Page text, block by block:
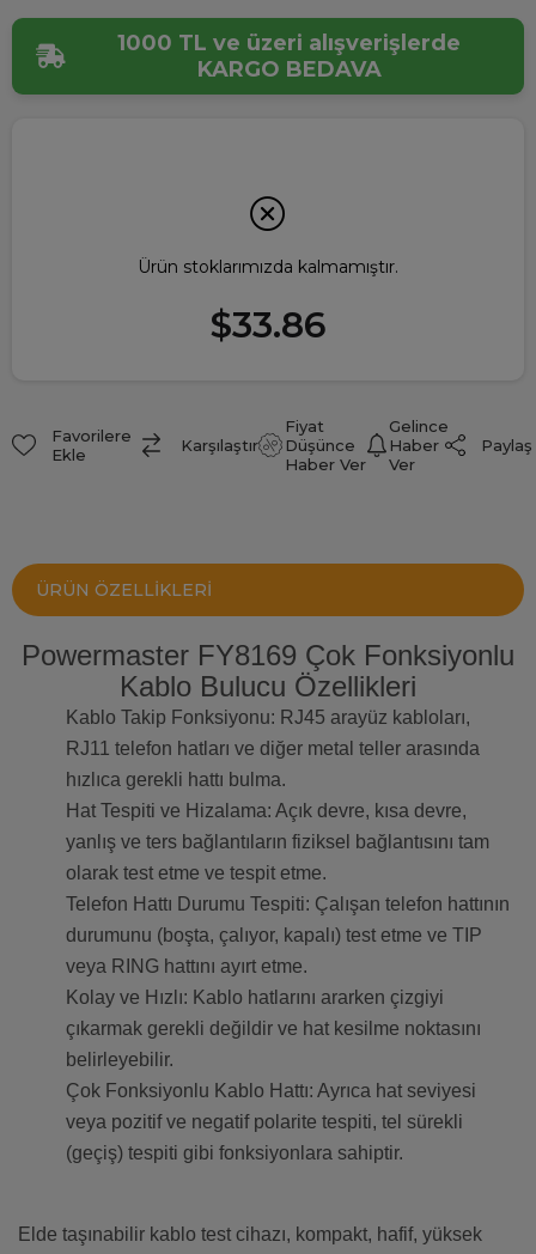
1000 TL ve üzeri alışverişlerde
KARGO BEDAVA
Ürün stoklarımızda kalmamıştır.
$33.86
Favorilere
Ekle
Karşılaştır
Fiyat
Düşünce
Haber Ver
Gelince
Haber
Ver
Paylaş
ÜRÜN ÖZELLIKLERI
Powermaster FY8169 Çok Fonksiyonlu
Kablo Bulucu Özellikleri
Kablo Takip Fonksiyonu: RJ45 arayüz kabloları,
RJ11 telefon hatları ve diğer metal teller arasında
hızlıca gerekli hattı bulma.
Hat Tespiti ve Hizalama: Açık devre, kısa devre,
yanlış ve ters bağlantıların fiziksel bağlantısını tam
olarak test etme ve tespit etme.
Telefon Hattı Durumu Tespiti: Çalışan telefon hattının
durumunu (boşta, çalıyor, kapalı) test etme ve TIP
veya RING hattını ayırt etme.
Kolay ve Hızlı: Kablo hatlarını ararken çizgiyi
çıkarmak gerekli değildir ve hat kesilme noktasını
belirleyebilir.
Çok Fonksiyonlu Kablo Hattı: Ayrıca hat seviyesi
veya pozitif ve negatif polarite tespiti, tel sürekli
(geçiş) tespiti gibi fonksiyonlara sahiptir.
Elde taşınabilir kablo test cihazı, kompakt, hafif, yüksek